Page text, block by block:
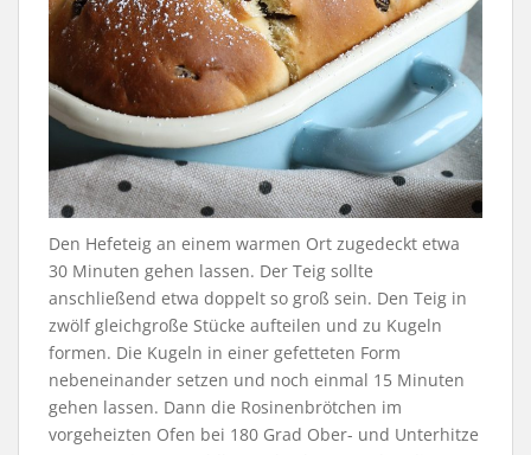
Den Hefeteig an einem warmen Ort zugedeckt etwa
30 Minuten gehen lassen. Der Teig sollte
anschließend etwa doppelt so groß sein. Den Teig in
zwölf gleichgroße Stücke aufteilen und zu Kugeln
formen. Die Kugeln in einer gefetteten Form
nebeneinander setzen und noch einmal 15 Minuten
gehen lassen. Dann die Rosinenbrötchen im
vorgeheizten Ofen bei 180 Grad Ober- und Unterhitze